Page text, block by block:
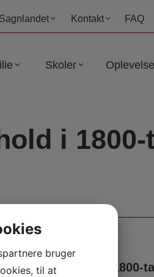
Kontakt FAQ
Skoler
i
Weekendophold i 1800-
bruger
til at